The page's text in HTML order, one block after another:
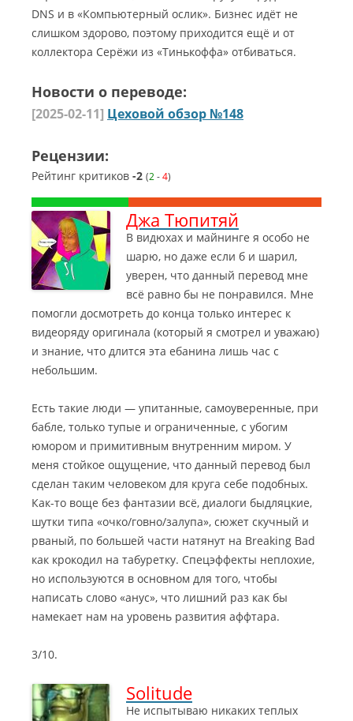
DNS и в «Компьютерный ослик». Бизнес идёт не
слишком здорово, поэтому приходится ещё и от
коллектора Серёжи из «Тинькоффа» отбиваться.
Новости о переводе:
[2025-02-11] Цеховой обзор №148
Рецензии:
Рейтинг критиков -2 (2 -4)
Джа Тюпитяй
В видюхах и майнинге я особо не
шарю, но даже если б и шарил,
уверен, что данный перевод мне
всё равно бы не понравился. Мне
помогли досмотреть до конца только интерес к
видеоряду оригинала (который я смотрел и уважаю)
и знание, что длится эта ебанина лишь час с
небольшим.
Есть такие люди — упитанные, самоуверенные, при
бабле, только тупые и ограниченные, с убогим
юмором и примитивным внутренним миром. У
меня стойкое ощущение, что данный перевод был
сделан таким человеком для круга себе подобных.
Как-то воще без фантазии всё, диалоги быдляцкие,
шутки типа «очко/говно/залупа», сюжет скучный и
рваный, по большей части натянут на Breaking Bad
как крокодил на табуретку. Спецэффекты неплохие,
но используются в основном для того, чтобы
написать слово «анус», что лишний раз как бы
намекает нам на уровень развития аффтара.
3/10.
Solitude
Не испытываю никаких теплых